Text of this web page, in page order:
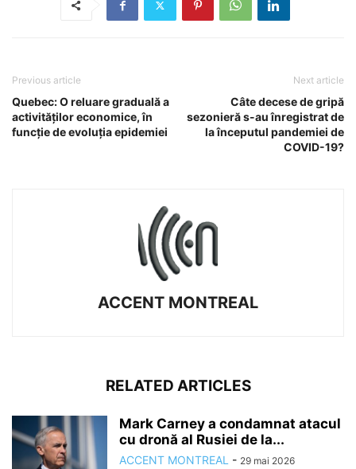
Previous article
Quebec: O reluare graduală a
activităților economice, în
funcţie de evoluția epidemiei
Next article
Câte decese de gripă
sezonieră s-au înregistrat de
la începutul pandemiei de
COVID-19?
ACCENT MONTREAL
RELATED ARTICLES
Mark Carney a condamnat atacul
cu dronă al Rusiei de la...
ACCENT MONTREAL - 29 mai 2026